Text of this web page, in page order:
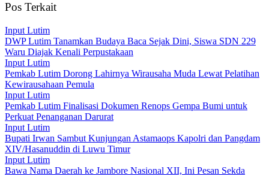
Pos Terkait
Input Lutim
DWP Lutim Tanamkan Budaya Baca Sejak Dini, Siswa SDN 229
Waru Diajak Kenali Perpustakaan
Input Lutim
Pemkab Lutim Dorong Lahirnya Wirausaha Muda Lewat Pelatihan
Kewirausahaan Pemula
Input Lutim
Pemkab Lutim Finalisasi Dokumen Renops Gempa Bumi untuk
Perkuat Penanganan Darurat
Input Lutim
Bupati Irwan Sambut Kunjungan Astamaops Kapolri dan Pangdam
XIV/Hasanuddin di Luwu Timur
Input Lutim
Bawa Nama Daerah ke Jambore Nasional XII, Ini Pesan Sekda